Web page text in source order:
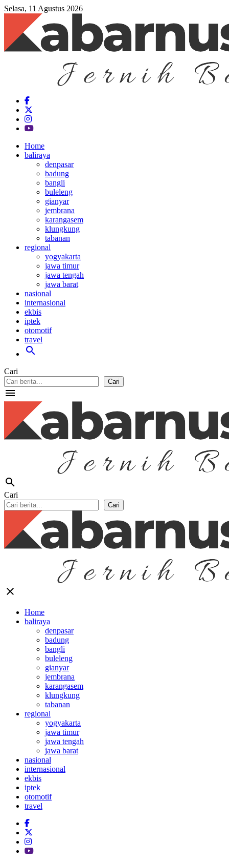
Selasa, 11 Agustus 2026
Home
baliraya
denpasar
badung
bangli
buleleng
gianyar
jembrana
karangasem
klungkung
tabanan
regional
yogyakarta
jawa timur
jawa tengah
jawa barat
nasional
internasional
ekbis
iptek
otomotif
travel
search
Cari
Cari
menu
search
Cari
Cari
close
Home
baliraya
denpasar
badung
bangli
buleleng
gianyar
jembrana
karangasem
klungkung
tabanan
regional
yogyakarta
jawa timur
jawa tengah
jawa barat
nasional
internasional
ekbis
iptek
otomotif
travel